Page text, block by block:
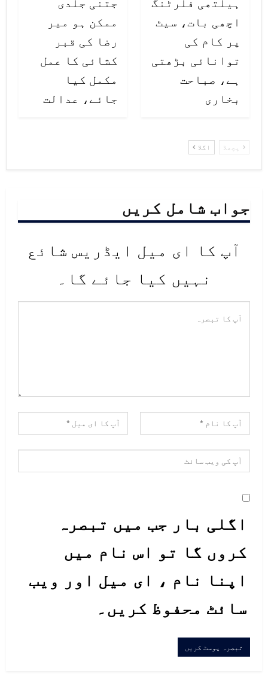
کیسز کی تعداد پر نظر رکھی جارہی
ہے، اسی کو مدنظر رکھتے ہوئے مزید
پابندیوں کا فیصلہ کیا جائے گا۔
حکام کا کہنا ہے کہ سعودی عرب کے
دیگر شہروں اور صوبوں میں
تاہم صورت حال کے پیش نظر وہاں بھی
جاسکتی ہے۔
اچھی بات، سیٹ
پر کام کی
توانائی بڑھتی
ہے، صباحت
بخاری
ممکن ہو میر
رضا کی قبر
کشائی کا عمل
مکمل کیا
جائے، عدالت
پچھلا اگلا
جواب شامل کریں
آپ کا ای میل ایڈریس شائع
نہیں کیا جائے گا۔
اگلی بار جب میں تبصرہ
کروں گا تو اس نام میں
اپنا نام ، ای میل اور ویب
سائٹ محفوظ کریں۔